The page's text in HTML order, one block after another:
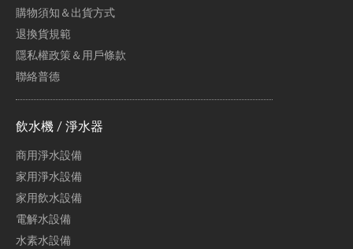
購物須知＆出貨方式
退換貨規範
隱私權政策＆用戶條款
聯絡普德
飲水機 / 淨水器
商用淨水設備
家用淨水設備
家用飲水設備
電解水設備
水素水設備